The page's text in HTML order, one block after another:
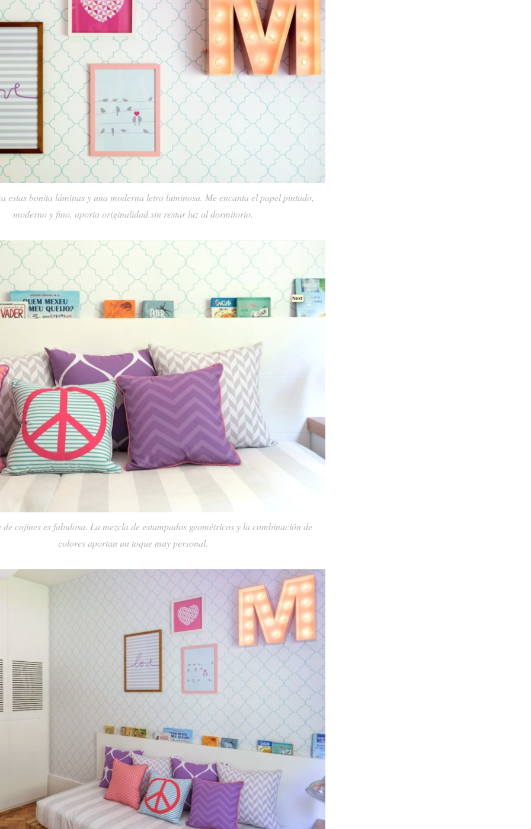
estas bonita láminas y una moderna letra luminosa. Me encanta el papel pintado,
moderno y fino, aporta originalidad sin restar luz al dormitorio.
cojines es fabulosa. La mezcla de estampados geométricos y la combinación de
colores aportan un toque muy personal.